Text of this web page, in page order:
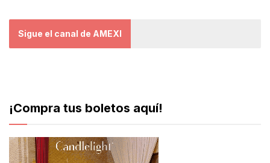
Sigue el canal de AMEXI
¡Compra tus boletos aquí!